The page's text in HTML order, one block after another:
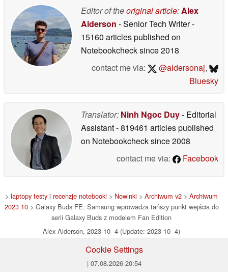
Editor of theoriginal article:Alex
Alderson - Senior Tech Writer-
15160 articles published on
Notebookchecksince 2018
contact me via:
@aldersonaj,
Bluesky
Translator: Ninh Ngoc Duy- Editorial
Assistant- 819461 articles published
on Notebookchecksince 2008
contact me via:
Facebook
> laptopy testy i recenzje notebooki > Nowinki > Archiwum v2 > Archiwum
2023 10> Galaxy Buds FE: Samsung wprowadza tańszy punkt wejścia do
serii Galaxy Buds z modelem Fan Edition
Alex Alderson, 2023-10- 4 (Update: 2023-10- 4)
Cookie Settings
| 07.08.2026 20:54